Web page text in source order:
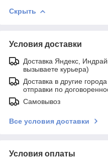
Скрыть
Условия доставки
Доставка Яндекс,
вызываете курьера)
Доставка в другие
отправки по
Самовывоз
Все условия доставки
Условия оплаты